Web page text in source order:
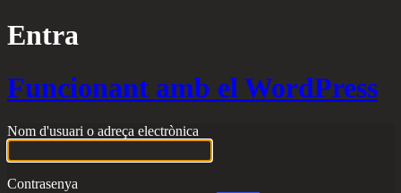
Entra
Funcionant amb el WordPress
Nom d'usuari o adreça electrònica
Contrasenya